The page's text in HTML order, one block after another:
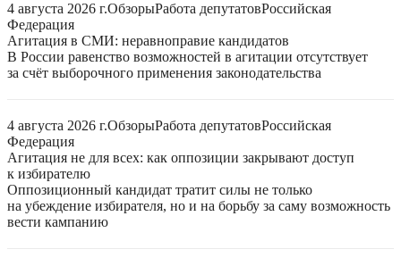
4 августа 2026 г.ОбзорыРабота депутатовРоссийская
Федерация
Агитация в СМИ: неравноправие кандидатов
В России равенство возможностей в агитации отсутствует
за счёт выборочного применения законодательства
4 августа 2026 г.ОбзорыРабота депутатовРоссийская
Федерация
Агитация не для всех: как оппозиции закрывают доступ
к избирателю
Оппозиционный кандидат тратит силы не только
на убеждение избирателя, но и на борьбу за саму возможность
вести кампанию